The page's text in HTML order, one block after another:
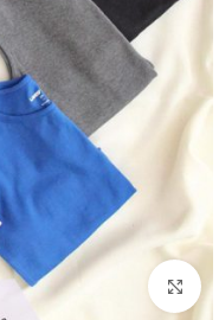
برای بزرگنمایی کلیک کنید